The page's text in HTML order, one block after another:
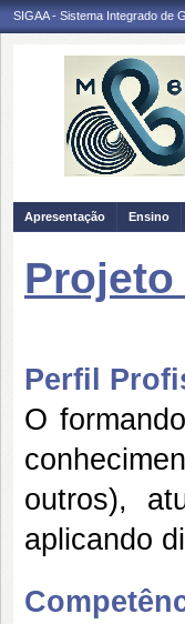
SIGAA - Sistema Integrado de
Apresentação Ensino
Perfil
O
outros),
aplicando